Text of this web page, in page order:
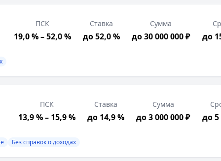
о доходах
и документами; полная сумма кредита доступна
ПСК
19,0 % – 52,0 %
Ставка
до 52,0 %
Сумма
до 30 000 000 ₽ до
ПСК
13,9 % – 15,9 %
Ставка
до 14,9 %
Сумма
до 3 000 000 ₽ до 5
Без справок о доходах